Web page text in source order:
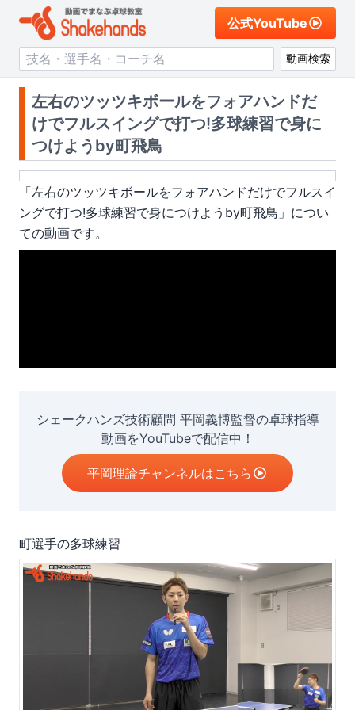
公式YouTube
動画検索
左右のツッツキボールをフォアハンドだ
けでフルスイングで打つ!多球練習で身に
つけようby町飛鳥
「左右のツッツキボールをフォアハンドだけでフルスイ
ングで打つ!多球練習で身につけようby町飛鳥 」につい
ての動画です。
シェークハンズ技術顧問 平岡義博監督の卓球指導
動画をYouTubeで配信中！
平岡理論チャンネルはこちら
町選手の多球練習